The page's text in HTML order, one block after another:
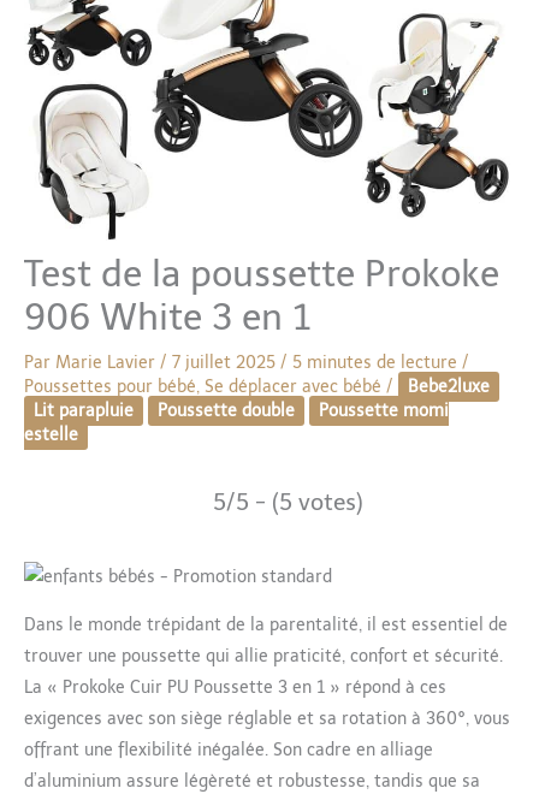
Test de la poussette Prokoke
906 White 3 en 1
Par Marie Lavier / 7 juillet 2025 / 5 minutes de lecture /
Poussettes pour bébé, Se déplacer avec bébé /
Bebe2luxe
Lit parapluie
Poussette double
Poussette momi
estelle
5/5 - (5 votes)
Dans le monde trépidant de la parentalité, il est essentiel de
trouver une poussette qui allie praticité, confort et sécurité.
La « Prokoke Cuir PU Poussette 3 en 1 » répond à ces
exigences avec son siège réglable et sa rotation à 360°, vous
offrant une flexibilité inégalée. Son cadre en alliage
d’aluminium assure légèreté et robustesse, tandis que sa